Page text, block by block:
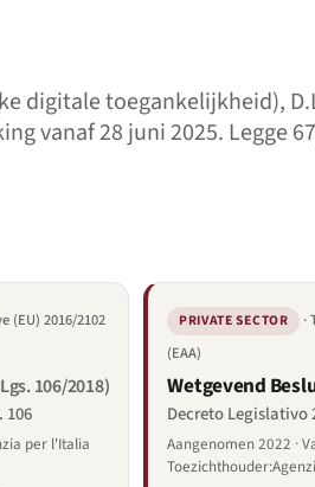
digitale toegankelijkheid),
vanaf 28 juni 2025. Legge
(EU) 2016/2102
106/2018)
106
per l'Italia
PRIVATE SECTOR
·
(EAA)
Wetgevend
Decreto Legislativo
Aangenomen 2022 ·